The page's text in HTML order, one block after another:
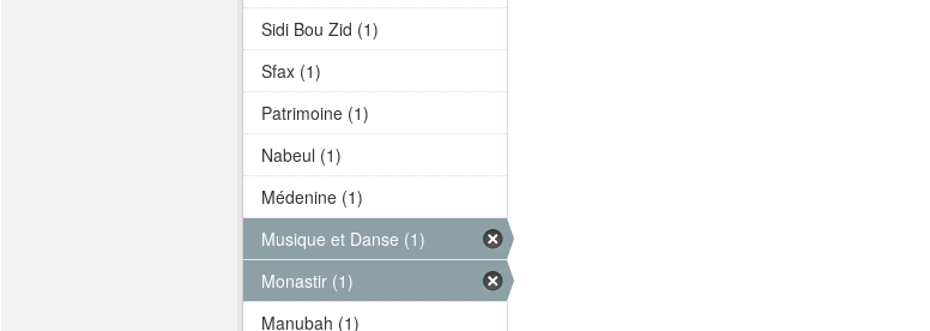
Sidi Bou Zid (1)
Sfax (1)
Patrimoine (1)
Nabeul (1)
Médenine (1)
Musique et Danse (1)
Monastir (1)
Manubah (1)